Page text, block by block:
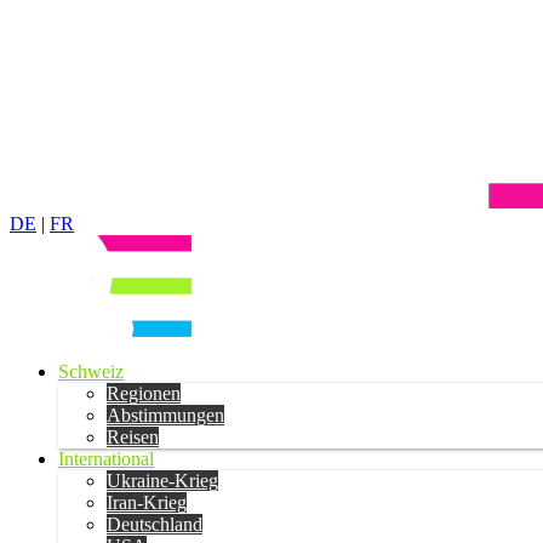
DE | FR
Schweiz
Regionen
Abstimmungen
Reisen
International
Ukraine-Krieg
Iran-Krieg
Deutschland